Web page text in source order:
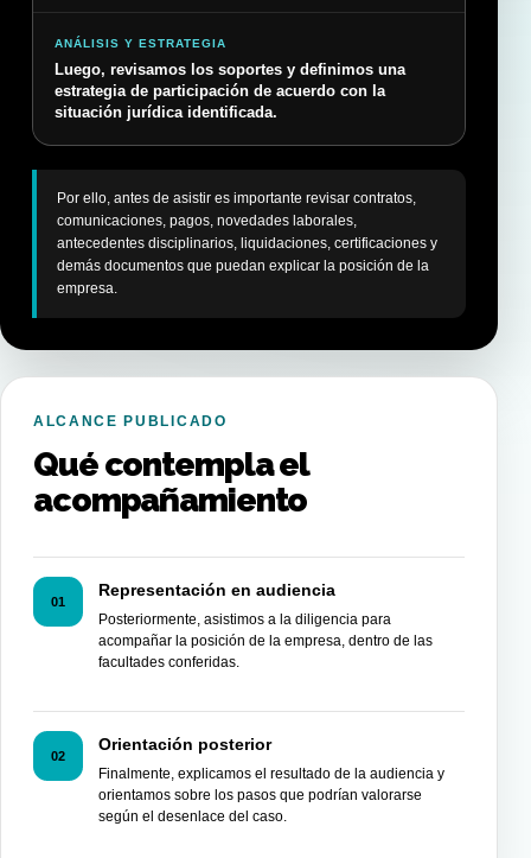
ANÁLISIS Y ESTRATEGIA
Luego, revisamos los soportes y definimos una
estrategia de participación de acuerdo con la
situación jurídica identificada.
Por ello, antes de asistir es importante revisar contratos,
comunicaciones, pagos, novedades laborales,
antecedentes disciplinarios, liquidaciones, certificaciones y
demás documentos que puedan explicar la posición de la
empresa.
ALCANCE PUBLICADO
Qué contempla el
acompañamiento
01
Representación en audiencia
Posteriormente, asistimos a la diligencia para
acompañar la posición de la empresa, dentro de las
facultades conferidas.
02
Orientación posterior
Finalmente, explicamos el resultado de la audiencia y
orientamos sobre los pasos que podrían valorarse
según el desenlace del caso.